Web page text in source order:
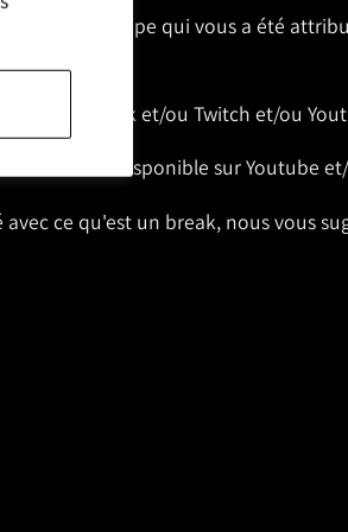
de l'équipe qui vous a été
sur Facebook et/ou Twitch et/ou
le break sera disponible sur Youtube
avec ce qu'est un break, nous vous